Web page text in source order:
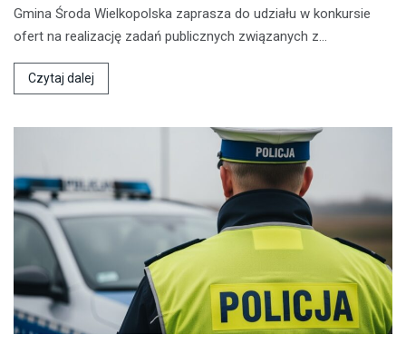
Gmina Środa Wielkopolska zaprasza do udziału w konkursie
ofert na realizację zadań publicznych związanych z…
Czytaj dalej